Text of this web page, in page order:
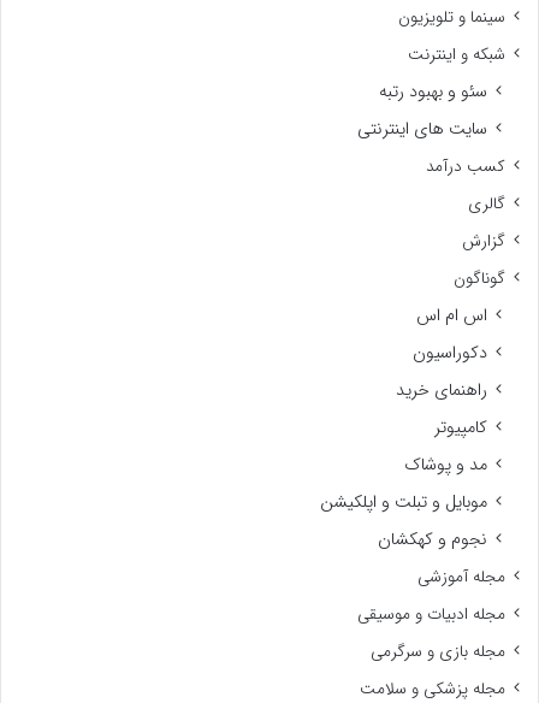
سینما و تلویزیون
شبکه و اینترنت
سئو و بهبود رتبه
سایت های اینترنتی
کسب درآمد
گالری
گزارش
گوناگون
اس ام اس
دکوراسیون
راهنمای خرید
کامپیوتر
مد و پوشاک
موبایل و تبلت و اپلکیشن
نجوم و کهکشان
مجله آموزشی
مجله ادبیات و موسیقی
مجله بازی و سرگرمی
مجله پزشکی و سلامت